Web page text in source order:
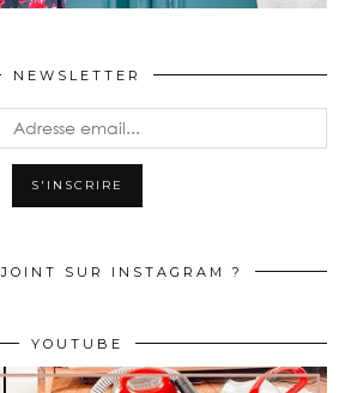
NEWSLETTER
SUR INSTAGRAM ?
YOUTUBE